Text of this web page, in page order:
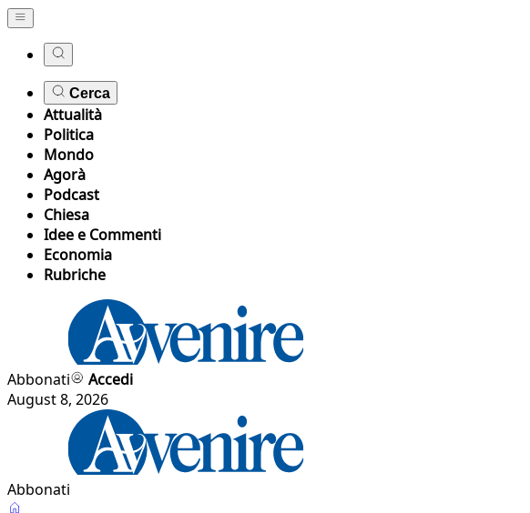
Cerca
Attualità
Politica
Mondo
Agorà
Podcast
Chiesa
Idee e Commenti
Economia
Rubriche
Abbonati
Accedi
August 8, 2026
Abbonati